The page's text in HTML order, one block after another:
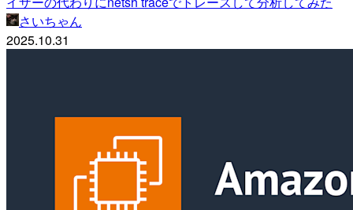
さいちゃん
2025.10.31